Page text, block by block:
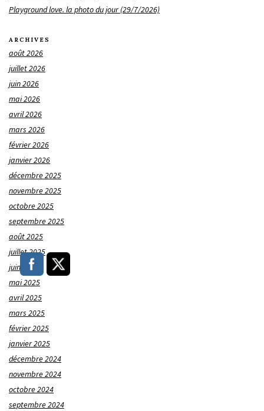
Playground love. la photo du jour (29/7/2026)
ARCHIVES
août 2026
juillet 2026
juin 2026
mai 2026
avril 2026
mars 2026
février 2026
janvier 2026
décembre 2025
novembre 2025
octobre 2025
septembre 2025
août 2025
juillet 2025
juin 2025
mai 2025
avril 2025
mars 2025
février 2025
janvier 2025
décembre 2024
novembre 2024
octobre 2024
septembre 2024